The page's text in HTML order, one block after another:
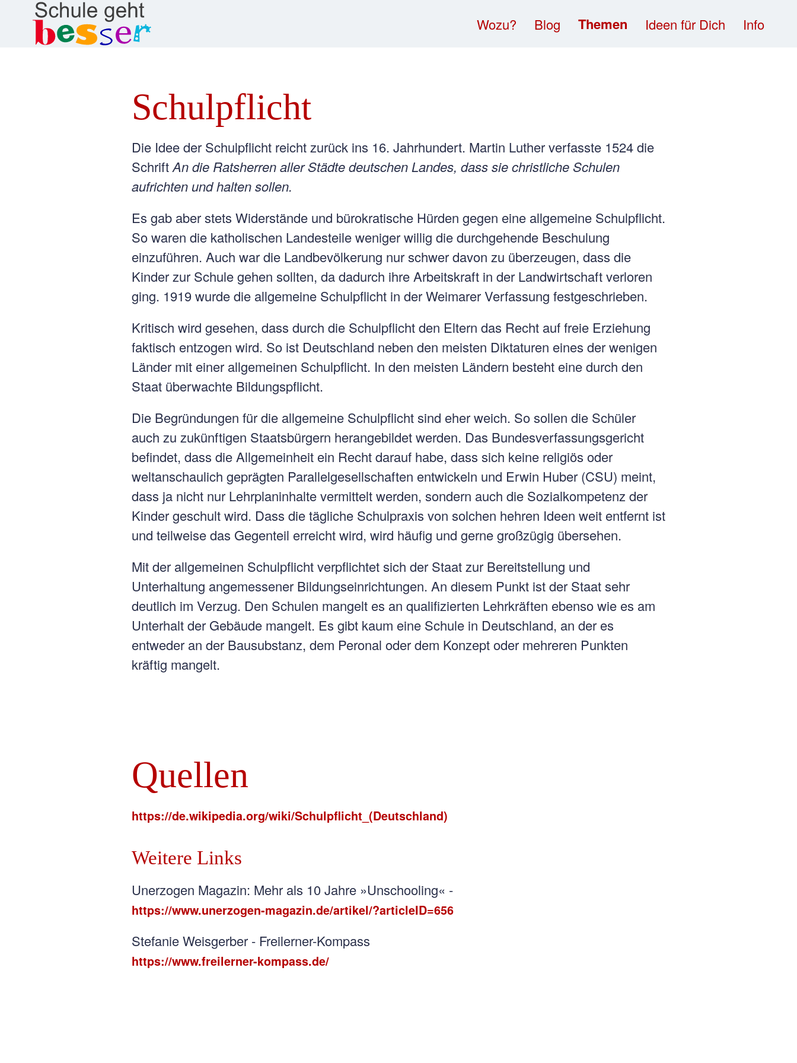
Wozu? Blog Themen Ideen für Dich Info
Schulpflicht
Die Idee der Schulpflicht reicht zurück ins 16. Jahrhundert. Martin Luther verfasste 1524 die
SchriftAn die Ratsherren aller Städte deutschen Landes, dass sie christliche Schulen
aufrichten und halten sollen.
Es gab aber stets Widerstände und bürokratische Hürden gegen eine allgemeine Schulpflicht.
So waren die katholischen Landesteile weniger willig die durchgehende Beschulung
einzuführen. Auch war die Landbevölkerung nur schwer davon zu überzeugen, dass die
Kinder zur Schule gehen sollten, da dadurch ihre Arbeitskraft in der Landwirtschaft verloren
ging. 1919 wurde die allgemeine Schulpflicht in der Weimarer Verfassung festgeschrieben.
Kritisch wird gesehen, dass durch die Schulpflicht den Eltern das Recht auf freie Erziehung
faktisch entzogen wird. So ist Deutschland neben den meisten Diktaturen eines der wenigen
Länder mit einer allgemeinen Schulpflicht. In den meisten Ländern besteht eine durch den
Staat überwachte Bildungspflicht.
Die Begründungen für die allgemeine Schulpflicht sind eher weich. So sollen die Schüler
auch zu zukünftigen Staatsbürgern herangebildet werden. Das Bundesverfassungsgericht
befindet, dass die Allgemeinheit ein Recht darauf habe, dass sich keine religiös oder
weltanschaulich geprägten Parallelgesellschaften entwickeln und Erwin Huber (CSU) meint,
dass ja nicht nur Lehrplaninhalte vermittelt werden, sondern auch die Sozialkompetenz der
Kinder geschult wird. Dass die tägliche Schulpraxis von solchen hehren Ideen weit entfernt ist
und teilweise das Gegenteil erreicht wird, wird häufig und gerne großzügig übersehen.
Mit der allgemeinen Schulpflicht verpflichtet sich der Staat zur Bereitstellung und
Unterhaltung angemessener Bildungseinrichtungen. An diesem Punkt ist der Staat sehr
deutlich im Verzug. Den Schulen mangelt es an qualifizierten Lehrkräften ebenso wie es am
Unterhalt der Gebäude mangelt. Es gibt kaum eine Schule in Deutschland, an der es
entweder an der Bausubstanz, dem Peronal oder dem Konzept oder mehreren Punkten
kräftig mangelt.
Quellen
https://de.wikipedia.org/wiki/Schulpflicht_(Deutschland)
Weitere Links
Unerzogen Magazin: Mehr als 10 Jahre »Unschooling« -
https://www.unerzogen-magazin.de/artikel/?articleID=656
Stefanie Weisgerber - Freilerner-Kompass
https://www.freilerner-kompass.de/